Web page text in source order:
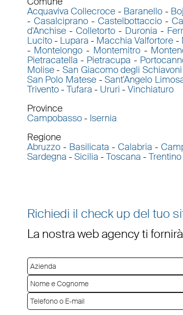
Acquaviva Collecroce - Baranello -
- Casalciprano- Castelbottaccio-
d'Anchise- Colletorto- Duronia -
Lucito- Lupara - Macchia Valfortore -
- Montelongo - Montemitro-
Pietracatella - Pietracupa -
Molise-San Giacomo degli Schiavoni
San Polo Matese-Sant'Angelo
Trivento- Tufara - Ururi - Vinchiaturo
Province
Campobasso- Isernia
Regione
Abruzzo- Basilicata -Calabria -
Sardegna - Sicilia - Toscana -
Richiedi il check up del tuo
La nostra web agency ti